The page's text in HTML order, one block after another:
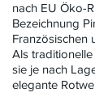
nach EU Öko-
Bezeichnung
Französischen
Als
sie je nach
elegante